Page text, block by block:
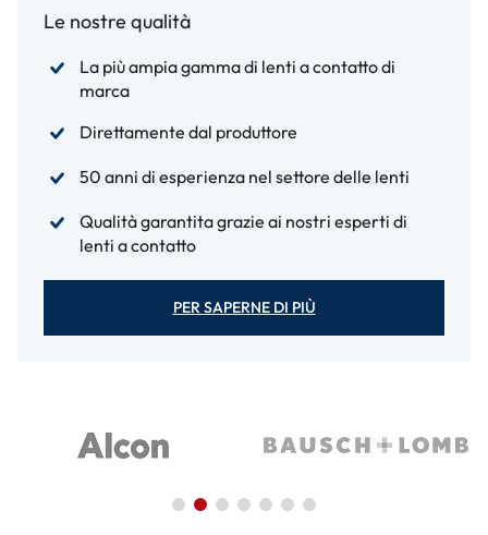
Le nostre qualità
La più ampia gamma di lenti a contatto di
marca
Direttamente dal produttore
50 anni di esperienza nel settore delle lenti
Qualità garantita grazie ai nostri esperti di
lenti a contatto
PER SAPERNE DI PIÙ